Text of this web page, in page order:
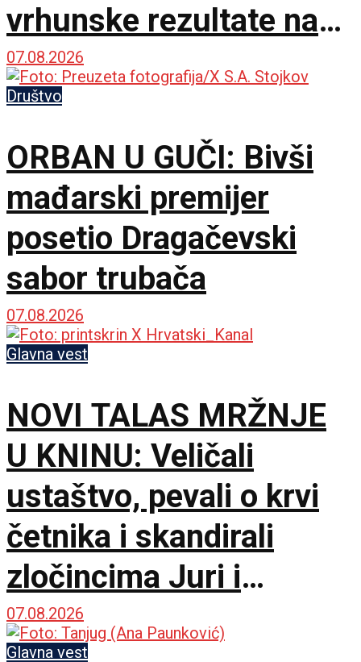
vrhunske rezultate na
međunarodnoj sceni
07.08.2026
Društvo
ORBAN U GUČI: Bivši
mađarski premijer
posetio Dragačevski
sabor trubača
07.08.2026
Glavna vest
NOVI TALAS MRŽNJE
U KNINU: Veličali
ustaštvo, pevali o krvi
četnika i skandirali
zločincima Juri i
Bobanu
07.08.2026
Glavna vest